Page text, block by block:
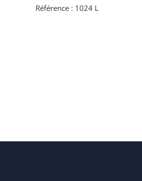
Référence : 1024 L